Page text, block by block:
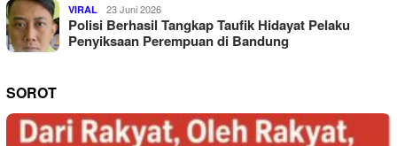
VIRAL 23 Juni 2026
Polisi Berhasil Tangkap Taufik Hidayat Pelaku
Penyiksaan Perempuan di Bandung
SOROT